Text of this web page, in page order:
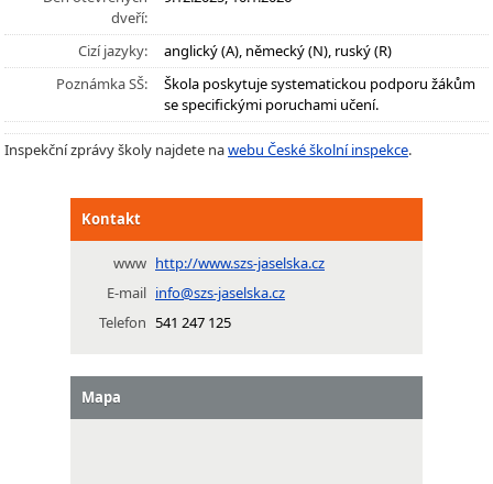
dveří:
Cizí jazyky:
anglický (A), německý (N), ruský (R)
Poznámka SŠ:
Škola poskytuje systematickou podporu žákům
se specifickými poruchami učení.
Inspekční zprávy školy najdete nawebu České školní inspekce.
Kontakt
www http://www.szs-jaselska.cz
E-mail info@szs-jaselska.cz
Telefon 541 247 125
Mapa